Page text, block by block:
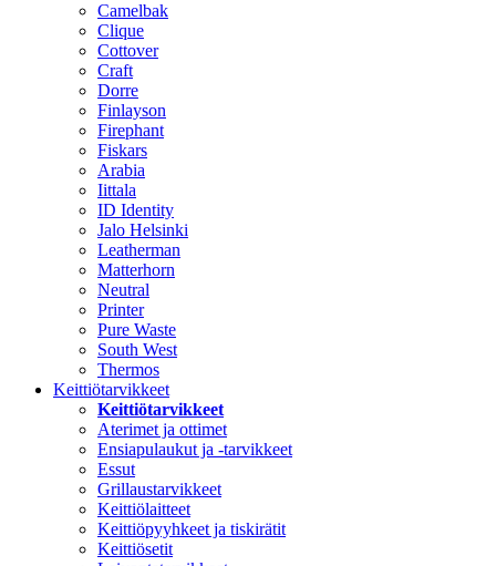
Camelbak
Clique
Cottover
Craft
Dorre
Finlayson
Firephant
Fiskars
Arabia
Iittala
ID Identity
Jalo Helsinki
Leatherman
Matterhorn
Neutral
Printer
Pure Waste
South West
Thermos
Keittiötarvikkeet
Keittiötarvikkeet
Aterimet ja ottimet
Ensiapulaukut ja -tarvikkeet
Essut
Grillaustarvikkeet
Keittiölaitteet
Keittiöpyyhkeet ja tiskirätit
Keittiösetit